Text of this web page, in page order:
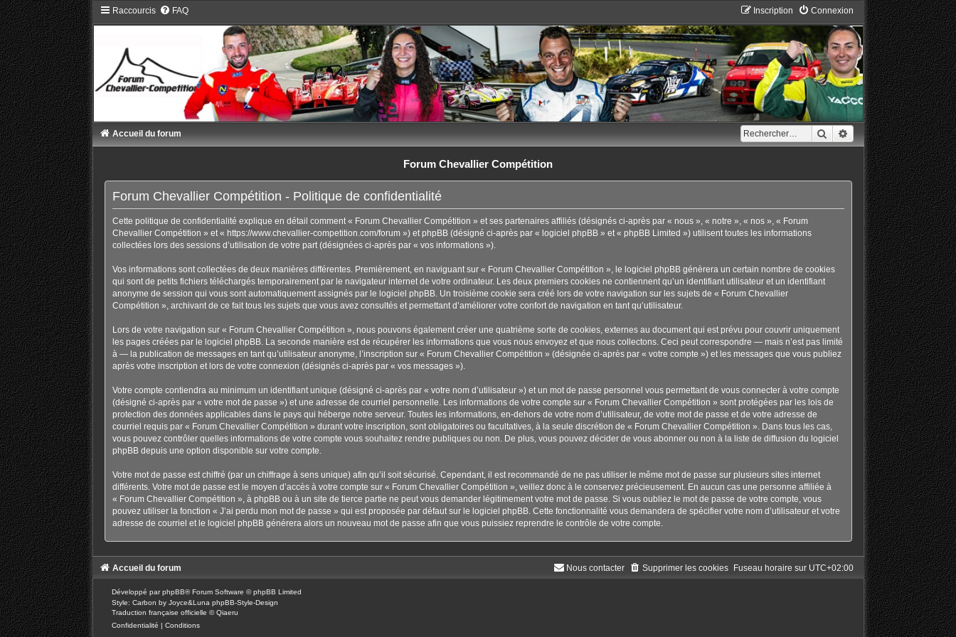
Raccourcis FAQ Connexion
Inscription
RechercherRecherche avancée
Accueil du forum
Forum Chevallier Compétition
Forum Chevallier Compétition - Politique de confidentialité
Cette politique de confidentialité explique en détail comment « Forum Chevallier Compétition » et ses partenaires affiliés (désignés ci-après par « nous », « notre », « nos », « Forum
Chevallier Compétition » et « https://www.chevallier-competition.com/forum ») et phpBB (désigné ci-après par « logiciel phpBB » et « phpBB Limited ») utilisent toutes les informations
collectées lors des sessions d’utilisation de votre part (désignées ci-après par « vos informations »).
Vos informations sont collectées de deux manières différentes. Premièrement, en naviguant sur « Forum Chevallier Compétition », le logiciel phpBB génèrera un certain nombre de cookies
qui sont de petits fichiers téléchargés temporairement par le navigateur internet de votre ordinateur. Les deux premiers cookies ne contiennent qu’un identifiant utilisateur et un identifiant
anonyme de session qui vous sont automatiquement assignés par le logiciel phpBB. Un troisième cookie sera créé lors de votre navigation sur les sujets de « Forum Chevallier
Compétition », archivant de ce fait tous les sujets que vous avez consultés et permettant d’améliorer votre confort de navigation en tant qu’utilisateur.
Lors de votre navigation sur « Forum Chevallier Compétition », nous pouvons également créer une quatrième sorte de cookies, externes au document qui est prévu pour couvrir uniquement
les pages créées par le logiciel phpBB. La seconde manière est de récupérer les informations que vous nous envoyez et que nous collectons. Ceci peut correspondre — mais n’est pas limité
à — la publication de messages en tant qu’utilisateur anonyme, l’inscription sur « Forum Chevallier Compétition » (désignée ci-après par « votre compte ») et les messages que vous publiez
après votre inscription et lors de votre connexion (désignés ci-après par « vos messages »).
Votre compte contiendra au minimum un identifiant unique (désigné ci-après par « votre nom d’utilisateur ») et un mot de passe personnel vous permettant de vous connecter à votre compte
(désigné ci-après par « votre mot de passe ») et une adresse de courriel personnelle. Les informations de votre compte sur « Forum Chevallier Compétition » sont protégées par les lois de
protection des données applicables dans le pays qui héberge notre serveur. Toutes les informations, en-dehors de votre nom d’utilisateur, de votre mot de passe et de votre adresse de
courriel requis par « Forum Chevallier Compétition » durant votre inscription, sont obligatoires ou facultatives, à la seule discrétion de « Forum Chevallier Compétition ». Dans tous les cas,
vous pouvez contrôler quelles informations de votre compte vous souhaitez rendre publiques ou non. De plus, vous pouvez décider de vous abonner ou non à la liste de diffusion du logiciel
phpBB depuis une option disponible sur votre compte.
Votre mot de passe est chiffré (par un chiffrage à sens unique) afin qu’il soit sécurisé. Cependant, il est recommandé de ne pas utiliser le même mot de passe sur plusieurs sites internet
différents. Votre mot de passe est le moyen d’accès à votre compte sur « Forum Chevallier Compétition », veillez donc à le conservez précieusement. En aucun cas une personne affiliée à
« Forum Chevallier Compétition », à phpBB ou à un site de tierce partie ne peut vous demander légitimement votre mot de passe. Si vous oubliez le mot de passe de votre compte, vous
pouvez utiliser la fonction « J’ai perdu mon mot de passe » qui est proposée par défaut sur le logiciel phpBB. Cette fonctionnalité vous demandera de spécifier votre nom d’utilisateur et votre
adresse de courriel et le logiciel phpBB générera alors un nouveau mot de passe afin que vous puissiez reprendre le contrôle de votre compte.
Accueil du forum Fuseau horaire sur UTC+02:00
Supprimer les cookies
Nous contacter
Développé parphpBB® Forum Software © phpBB Limited
Style: Carbon by Joyce&Luna phpBB-Style-Design
Traduction française officielle ©Qiaeru
Confidentialité | Conditions